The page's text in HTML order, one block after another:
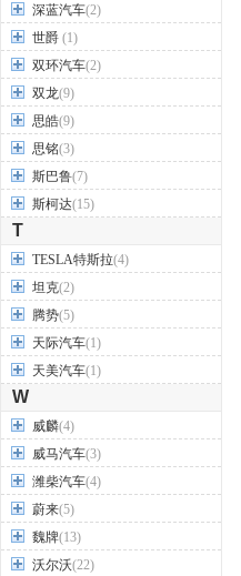
深蓝汽车(2)
世爵 (1)
双环汽车(2)
双龙(9)
思皓(9)
思铭(3)
斯巴鲁(7)
斯柯达(15)
T
TESLA特斯拉(4)
坦克(2)
腾势(5)
天际汽车(1)
天美汽车(1)
W
威麟(4)
威马汽车(3)
潍柴汽车(4)
蔚来(5)
魏牌(13)
沃尔沃(22)